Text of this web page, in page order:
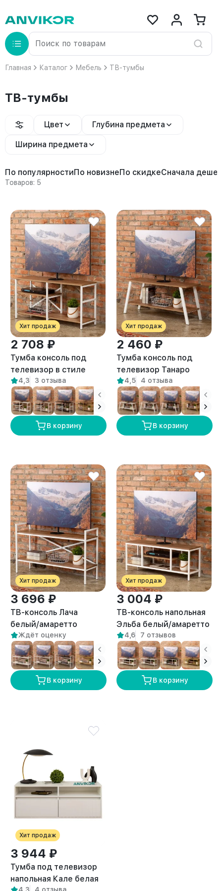
Главная Каталог Мебель ТВ-тумбы
ТВ-тумбы
Цвет Глубина предмета
Ширина предмета
По популярностиПо новизнеПо скидкеСначала
Товаров: 5
Хит продаж
2 708 ₽
Тумба консоль под
телевизор в стиле
лофт Арно белый/
амаретто
4,3 3 отзыва
В корзину
Хит продаж
2 460 ₽
Тумба консоль под
телевизор Танаро
белый/амаретто
4,5 4 отзыва
В корзину
Хит продаж
3 696 ₽
ТВ-консоль Лача
белый/амаретто
Ждёт оценку
В корзину
Хит продаж
3 004 ₽
ТВ-консоль напольная
Эльба белый/амаретто
4,6 7 отзывов
В корзину
Хит продаж
3 944 ₽
Тумба под телевизор
напольная Кале белая